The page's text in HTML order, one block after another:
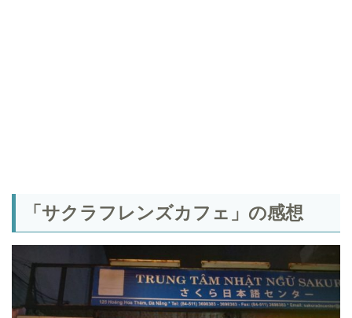
「サクラフレンズカフェ」の感想